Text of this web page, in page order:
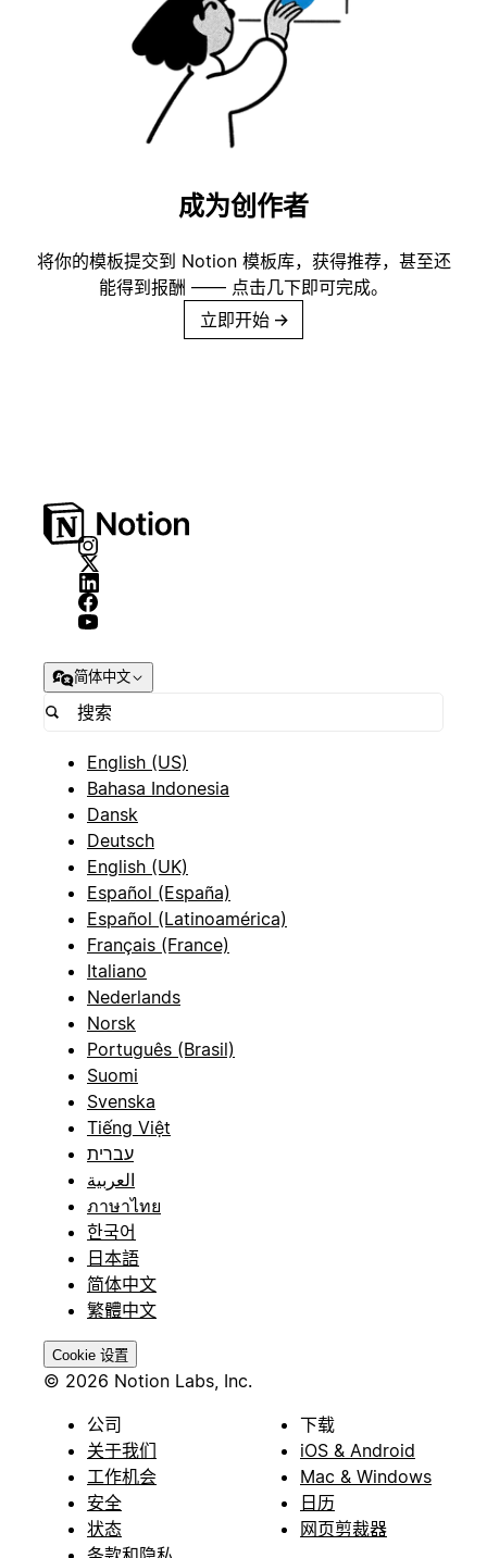
成为创作者
将你的模板提交到 Notion 模板库，获得推荐，甚至还
能得到报酬 —— 点击几下即可完成。
立即开始 →
简体中文
English (US)
Bahasa Indonesia
Dansk
Deutsch
English (UK)
Español (España)
Español (Latinoamérica)
Français (France)
Italiano
Nederlands
Norsk
Português (Brasil)
Suomi
Svenska
Tiếng Việt
עברית
العربية
ภาษาไทย
한국어
日本語
简体中文
繁體中文
Cookie 设置
© 2026 Notion Labs, Inc.
公司
关于我们
工作机会
安全
状态
下载
iOS & Android
Mac & Windows
日历
网页剪裁器